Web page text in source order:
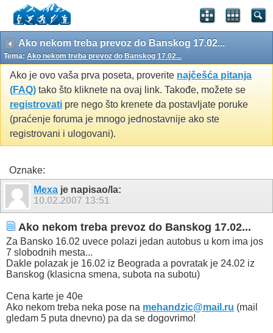
Ako nekom treba prevoz do Banskog 17.02...
Tema: Ako nekom treba prevoz do Banskog 17.02...
Ako je ovo vaša prva poseta, proverite najčešća pitanja
(FAQ) tako što kliknete na ovaj link. Takođe, možete se
registrovati pre nego što krenete da postavljate poruke
(praćenje foruma je mnogo jednostavnije ako ste
registrovani i ulogovani).
Oznake:
Mexa je napisao/la:
10.02.2007 13:51
Ako nekom treba prevoz do Banskog 17.02...
Za Bansko 16.02 uvece polazi jedan autobus u kom ima jos
7 slobodnih mesta...
Dakle polazak je 16.02 iz Beograda a povratak je 24.02 iz
Banskog (klasicna smena, subota na subotu)
Cena karte je 40e
Ako nekom treba neka pose na mehandzic@mail.ru (mail
gledam 5 puta dnevno) pa da se dogovrimo!